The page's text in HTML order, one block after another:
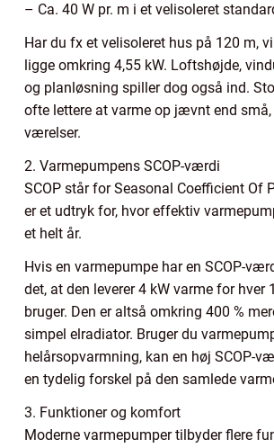
– Ca. 40 W pr. m i et velisoleret
Har du fx et velisoleret hus på 120 m,
ligge omkring 4,55 kW. Loftshøjde,
og planløsning spiller dog også ind.
ofte lettere at varme op jævnt end små,
værelser.
2. Varmepumpens SCOP-værdi
SCOP står for Seasonal Coefficient Of
er et udtryk for, hvor effektiv
et helt år.
Hvis en varmepumpe har en SCOP-
det, at den leverer 4 kW varme for hver
bruger. Den er altså omkring 400 %
simpel elradiator. Bruger du
helårsopvarmning, kan en høj SCOP-
en tydelig forskel på den samlede
3. Funktioner og komfort
Moderne varmepumper tilbyder flere